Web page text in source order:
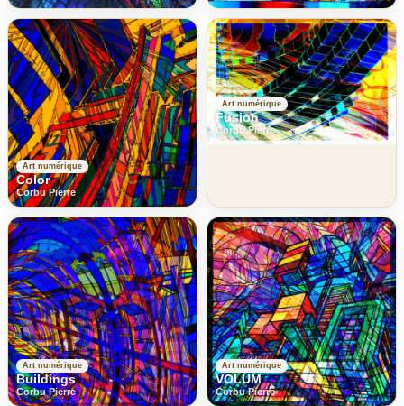
Art numérique
Color
Corbu Pierre
Art numérique
Fusion
Corbu Pierre
Art numérique
Buildings
Corbu Pierre
Art numérique
VOLUM
Corbu Pierre